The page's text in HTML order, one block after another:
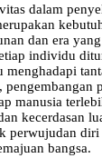
dalam
dan era
individu
menghadapi
pengembangan
manusia
kecerdasan
perwujudan diri
bangsa.